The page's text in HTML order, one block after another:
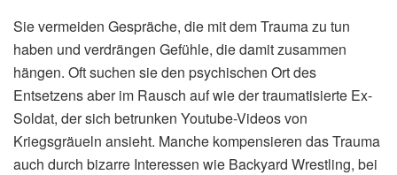
Sie vermeiden Gespräche, die mit dem Trauma zu tun
haben und verdrängen Gefühle, die damit zusammen
hängen. Oft suchen sie den psychischen Ort des
Entsetzens aber im Rausch auf wie der traumatisierte Ex-
Soldat, der sich betrunken Youtube-Videos von
Kriegsgräueln ansieht. Manche kompensieren das Trauma
auch durch bizarre Interessen wie Backyard Wrestling, bei